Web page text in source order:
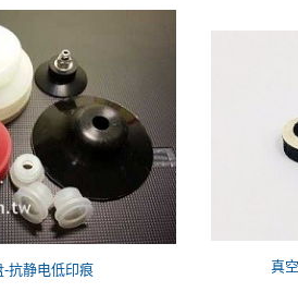
-抗静电低印痕 真